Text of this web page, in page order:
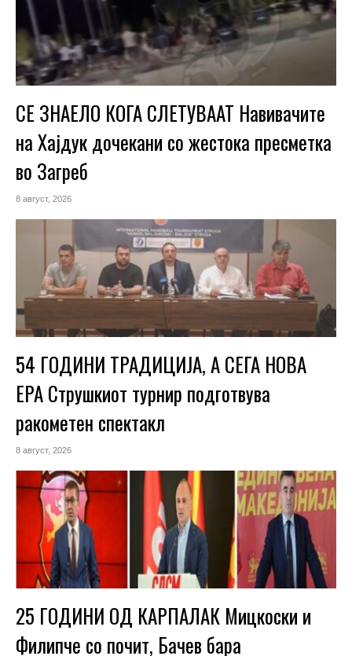
СЕ ЗНАЕЛО КОГА СЛЕТУВААТ Навивачите
на Хајдук дочекани со жестока пресметка
во Загреб
8 август, 2026
54 ГОДИНИ ТРАДИЦИЈА, А СЕГА НОВА
ЕРА Струшкиот турнир подготвува
ракометен спектакл
8 август, 2026
25 ГОДИНИ ОД КАРПАЛАК Мицкоски и
Филипче со почит, Бачев бара